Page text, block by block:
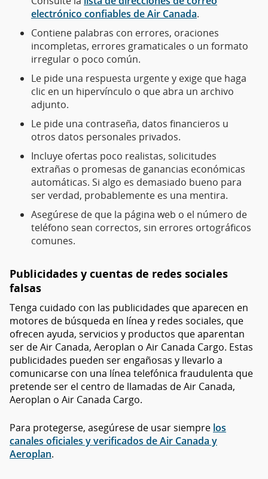
electrónico confiables de Air Canada.
Contiene palabras con errores, oraciones
incompletas, errores gramaticales o un formato
irregular o poco común.
Le pide una respuesta urgente y exige que haga
clic en un hipervínculo o que abra un archivo
adjunto.
Le pide una contraseña, datos financieros u
otros datos personales privados.
Incluye ofertas poco realistas, solicitudes
extrañas o promesas de ganancias económicas
automáticas. Si algo es demasiado bueno para
ser verdad, probablemente es una mentira.
Asegúrese de que la página web o el número de
teléfono sean correctos, sin errores ortográficos
comunes.
Publicidades y cuentas de redes sociales
falsas
Tenga cuidado con las publicidades que aparecen en
motores de búsqueda en línea y redes sociales, que
ofrecen ayuda, servicios y productos que aparentan
ser de Air Canada, Aeroplan o Air Canada Cargo. Estas
publicidades pueden ser engañosas y llevarlo a
comunicarse con una línea telefónica fraudulenta que
pretende ser el centro de llamadas de Air Canada,
Aeroplan o Air Canada Cargo.
Para protegerse, asegúrese de usar siempre los
canales oficiales y verificados de Air Canada y
Aeroplan.